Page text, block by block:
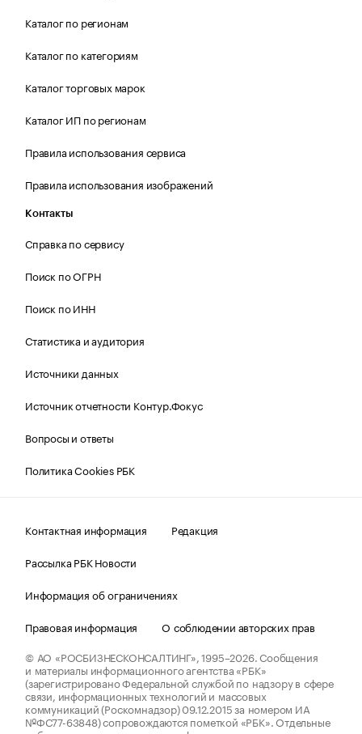
Каталог по регионам
Каталог по категориям
Каталог торговых марок
Каталог ИП по регионам
Правила использования сервиса
Правила использования изображений
Контакты
Справка по сервису
Поиск по ОГРН
Поиск по ИНН
Статистика и аудитория
Источники данных
Источник отчетности Контур.Фокус
Вопросы и ответы
Политика Cookies РБК
Контактная информация
Редакция
Рассылка РБК Новости
Информация об ограничениях
Правовая информация
О соблюдении авторских прав
© АО «РОСБИЗНЕСКОНСАЛТИНГ»,1995–2026.Сообщения
и материалы информационного агентства «РБК»
(зарегистрировано Федеральной службой по надзору в сфере
связи, информационных технологий и массовых
коммуникаций (Роскомнадзор) 09.12.2015 за номером ИА
№ФС77-63848) сопровождаются пометкой «РБК». Отдельные